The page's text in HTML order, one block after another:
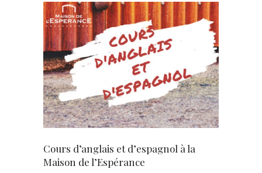
Cours d’anglais et d’espagnol à la
Maison de l’Espérance